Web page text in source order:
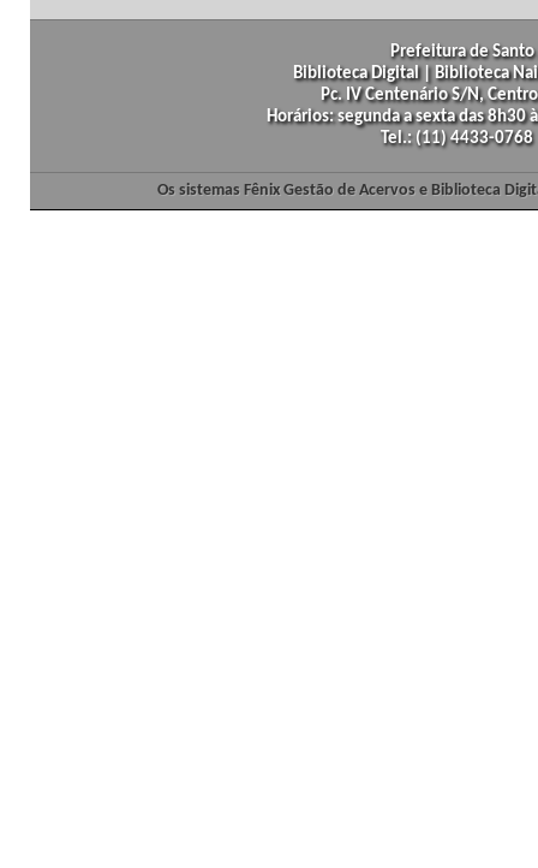
Prefeitura de
Biblioteca Digital | Biblioteca
Pc. IV Centenário S/N,
Horários: segunda a sexta das
Tel.: (11) 4433-
Os sistemas Fênix Gestão de Acervos e Biblioteca